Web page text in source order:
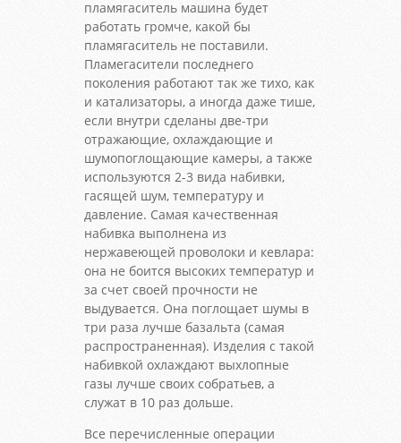
пламягаситель машина будет
работать громче, какой бы
пламягаситель не поставили.
Пламегасители последнего
поколения работают так же тихо, как
и катализаторы, а иногда даже тише,
если внутри сделаны две-три
отражающие, охлаждающие и
шумопоглощающие камеры, а также
используются 2-3 вида набивки,
гасящей шум, температуру и
давление. Самая качественная
набивка выполнена из
нержавеющей проволоки и кевлара:
она не боится высоких температур и
за счет своей прочности не
выдувается. Она поглощает шумы в
три раза лучше базальта (самая
распространенная). Изделия с такой
набивкой охлаждают выхлопные
газы лучше своих собратьев, а
служат в 10 раз дольше.
Все перечисленные операции